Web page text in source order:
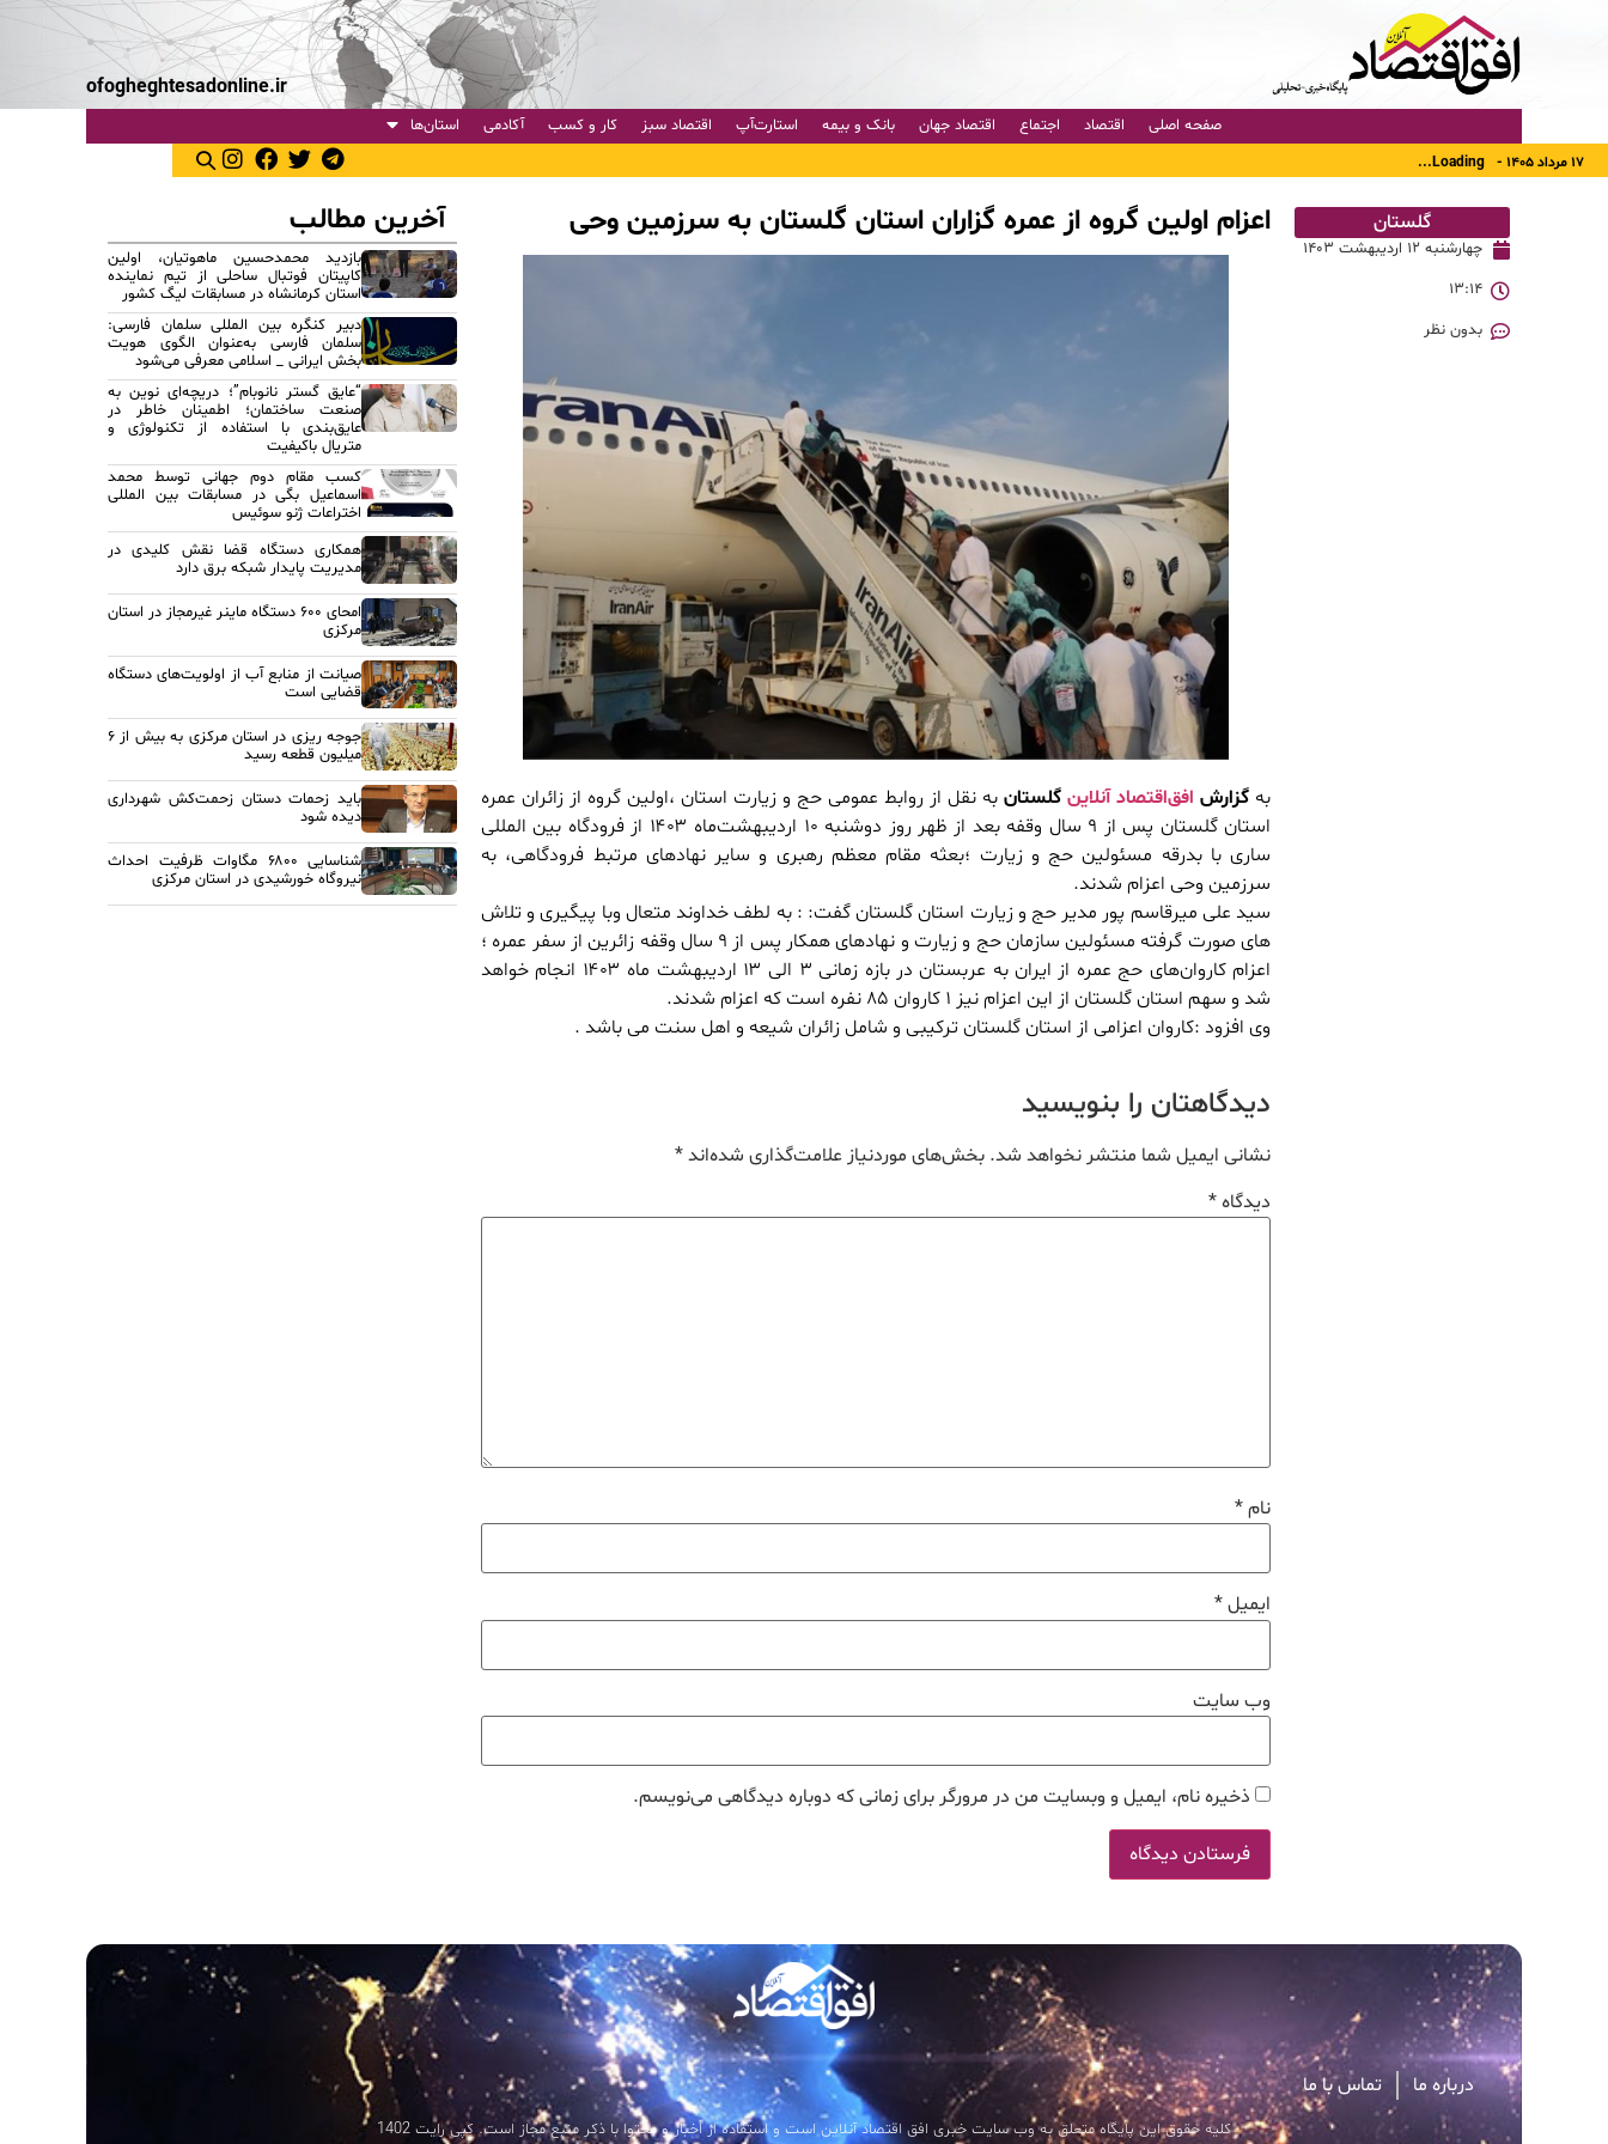
ofogheghtesadonline.ir
صفحه اصلی اقتصاد اجتماع اقتصاد جهان بانک و بیمه استارت‌آپ اقتصاد سبز کار و کسب آکادمی استان‌ها
۱۷ مرداد ۱۴۰۵ - Loading...
گلستان
چهارشنبه ۱۲ اردیبهشت ۱۴۰۳
۱۳:۱۴
بدون نظر
اعزام اولین گروه از عمره گزاران استان گلستان به سرزمین وحی
به گزارش افق‌اقتصاد آنلاینگلستانبه نقل از روابط عمومی حج و زیارت استان ،اولین گروه از زائران عمره
استان گلستان پس از ۹ سال وقفه بعد از ظهر روز دوشنبه ۱۰ اردیبهشت‌ماه ۱۴۰۳ از فرودگاه بین المللی
ساری با بدرقه مسئولین حج و زیارت ؛‌بعثه مقام معظم رهبری و سایر نهادهای مرتبط فرودگاهی، به
سرزمین وحی اعزام شدند.
سید علی میرقاسم پور مدیر حج و زیارت استان گلستان گفت: : به لطف خداوند متعال وبا پیگیری و تلاش
های صورت گرفته مسئولین سازمان حج و زیارت و نهادهای همکار پس از ۹ سال وقفه زائرین از سفر عمره ؛
اعزام کاروان‌های حج عمره از ایران به عربستان در بازه زمانی ۳ الی ۱۳ اردیبهشت ماه ۱۴۰۳ انجام خواهد
شد و سهم استان گلستان از این اعزام نیز ۱ کاروان ۸۵ نفره است که اعزام شدند.
وی افزود :کاروان اعزامی از استان گلستان ترکیبی و شامل زائران شیعه و اهل سنت می باشد .
دیدگاهتان را بنویسید
نشانی ایمیل شما منتشر نخواهد شد. بخش‌های موردنیاز علامت‌گذاری شده‌اند*
دیدگاه*
نام*
ایمیل*
وب‌ سایت
ذخیره نام، ایمیل و وبسایت من در مرورگر برای زمانی که دوباره دیدگاهی می‌نویسم.
آخرین مطالب
بازدید محمدحسین ماهوتیان، اولین
کاپیتان فوتبال ساحلی از تیم نماینده
استان کرمانشاه در مسابقات لیگ کشور
دبیر کنگره بین المللی سلمان فارسی:
سلمان فارسی به‌عنوان الگوی هویت
بخش ایرانی _ اسلامی معرفی می‌شود
“عایق گستر نانوبام”؛ دریچه‌ای نوین به
صنعت ساختمان؛ اطمینان خاطر در
عایق‌بندی با استفاده از تکنولوژی و
متریال باکیفیت
کسب مقام دوم جهانی توسط محمد
اسماعیل بگی در مسابقات بین المللی
اختراعات ژنو سوئیس
همکاری دستگاه قضا نقش کلیدی در
مدیریت پایدار شبکه برق دارد
امحای ۶۰۰ دستگاه ماینر غیرمجاز در استان
مرکزی
صیانت از منابع آب از اولویت‌های دستگاه
قضایی است
جوجه ریزی در استان مرکزی به بیش از ۶
میلیون قطعه رسید
باید زحمات دستان زحمت‌کش شهرداری
دیده شود
شناسایی ۶۸۰۰ مگاوات ظرفیت احداث
نیروگاه خورشیدی در استان مرکزی
درباره ما تماس با ما
کلیه حقوق این پایگاه متعلق به وب سایت خبری افق اقتصاد آنلاین است و استفاده از اخبار و محتوا با ذکر منبع مجاز است. کپی رایت 1402